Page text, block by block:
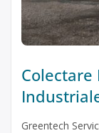
Colectare
Greentech